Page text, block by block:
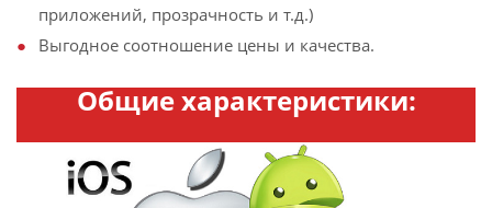
приложений, прозрачность и т.д.)
Выгодное соотношение цены и качества.
Общие характеристики: